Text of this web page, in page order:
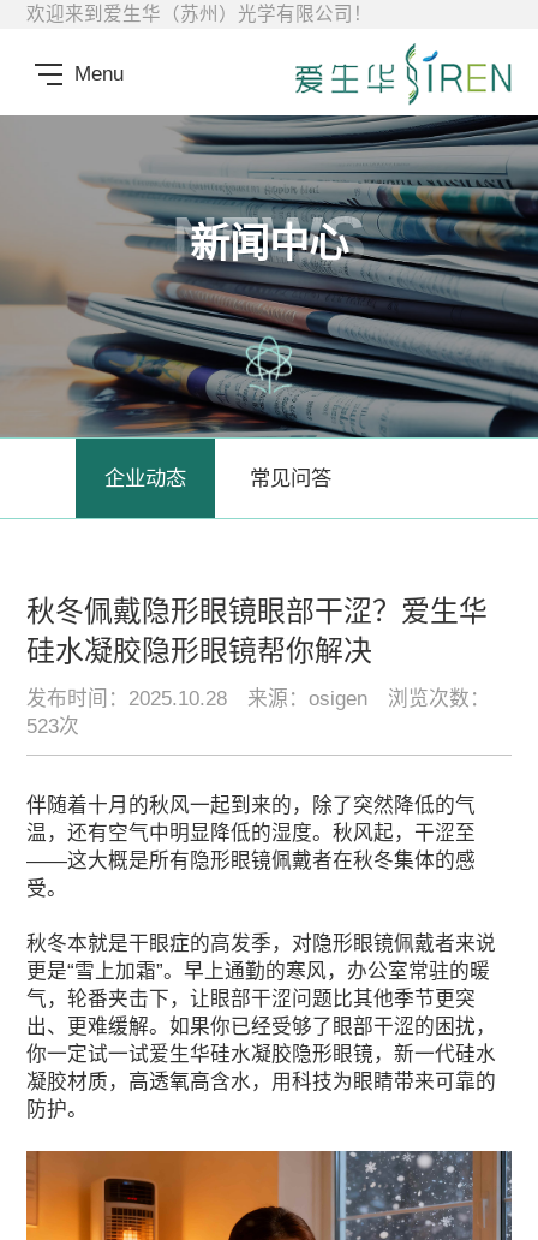
欢迎来到爱生华（苏州）光学有限公司！
Menu
新闻中心
NEWS
企业动态 常见问答
秋冬佩戴隐形眼镜眼部干涩？爱生华
硅水凝胶隐形眼镜帮你解决
发布时间：2025.10.28 来源：osigen
浏览次数：
523次
伴随着十月的秋风一起到来的，除了突然降低的气
温，还有空气中明显降低的湿度。秋风起，干涩至
——这大概是所有隐形眼镜佩戴者在秋冬集体的感
受。
秋冬本就是干眼症的高发季，对隐形眼镜佩戴者来说
更是“雪上加霜”。早上通勤的寒风，办公室常驻的暖
气，轮番夹击下，让眼部干涩问题比其他季节更突
出、更难缓解。如果你已经受够了眼部干涩的困扰，
你一定试一试爱生华硅水凝胶隐形眼镜，新一代硅水
凝胶材质，高透氧高含水，用科技为眼睛带来可靠的
防护。